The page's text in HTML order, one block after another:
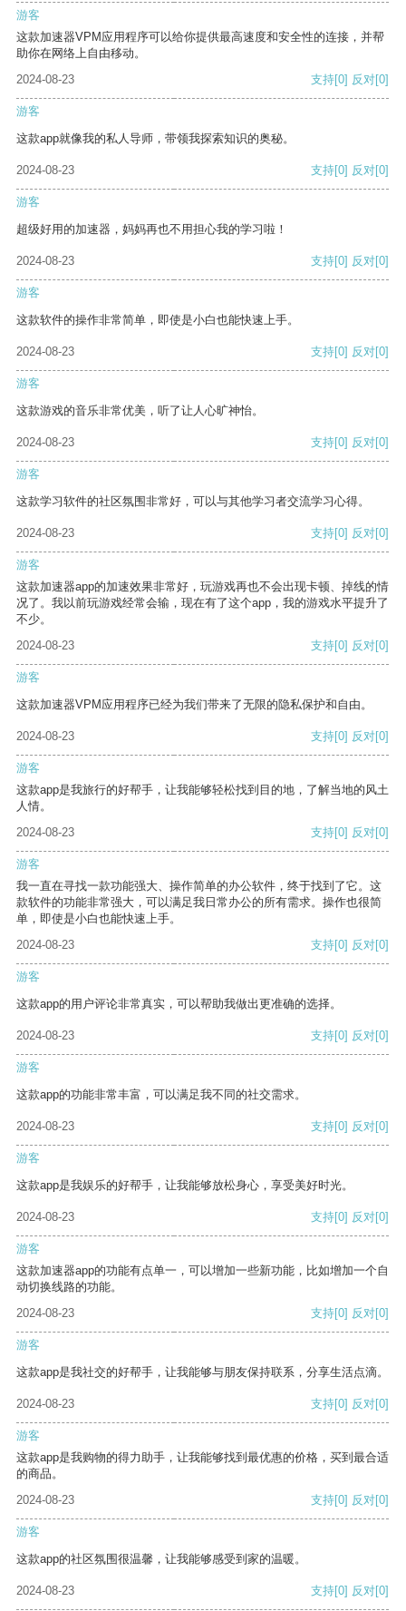
游客
这款加速器VPM应用程序可以给你提供最高速度和安全性的连接，并帮
助你在网络上自由移动。
2024-08-23
支持[0] 反对[0]
游客
这款app就像我的私人导师，带领我探索知识的奥秘。
2024-08-23 支持[0] 反对[0]
游客
超级好用的加速器，妈妈再也不用担心我的学习啦！
2024-08-23 支持[0] 反对[0]
游客
这款软件的操作非常简单，即使是小白也能快速上手。
2024-08-23 支持[0] 反对[0]
游客
这款游戏的音乐非常优美，听了让人心旷神怡。
2024-08-23 支持[0] 反对[0]
游客
这款学习软件的社区氛围非常好，可以与其他学习者交流学习心得。
2024-08-23 支持[0] 反对[0]
游客
这款加速器app的加速效果非常好，玩游戏再也不会出现卡顿、掉线的情
况了。我以前玩游戏经常会输，现在有了这个app，我的游戏水平提升了
不少。
2024-08-23
支持[0] 反对[0]
游客
这款加速器VPM应用程序已经为我们带来了无限的隐私保护和自由。
2024-08-23 支持[0] 反对[0]
游客
这款app是我旅行的好帮手，让我能够轻松找到目的地，了解当地的风土
人情。
2024-08-23
支持[0] 反对[0]
游客
我一直在寻找一款功能强大、操作简单的办公软件，终于找到了它。这
款软件的功能非常强大，可以满足我日常办公的所有需求。操作也很简
单，即使是小白也能快速上手。
2024-08-23
支持[0] 反对[0]
游客
这款app的用户评论非常真实，可以帮助我做出更准确的选择。
2024-08-23 支持[0] 反对[0]
游客
这款app的功能非常丰富，可以满足我不同的社交需求。
2024-08-23 支持[0] 反对[0]
游客
这款app是我娱乐的好帮手，让我能够放松身心，享受美好时光。
2024-08-23 支持[0] 反对[0]
游客
这款加速器app的功能有点单一，可以增加一些新功能，比如增加一个自
动切换线路的功能。
2024-08-23
支持[0] 反对[0]
游客
这款app是我社交的好帮手，让我能够与朋友保持联系，分享生活点滴。
2024-08-23 支持[0] 反对[0]
游客
这款app是我购物的得力助手，让我能够找到最优惠的价格，买到最合适
的商品。
2024-08-23
支持[0] 反对[0]
游客
这款app的社区氛围很温馨，让我能够感受到家的温暖。
2024-08-23 支持[0] 反对[0]